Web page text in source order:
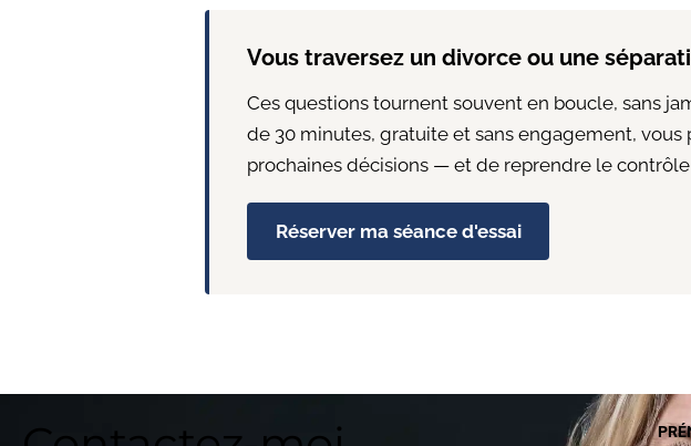
Vous traversez un divorce ou une
Ces questions tournent souvent en boucle, sans
de 30 minutes, gratuite et sans engagement,
prochaines décisions — et de reprendre le
Réserver ma séance d'essai